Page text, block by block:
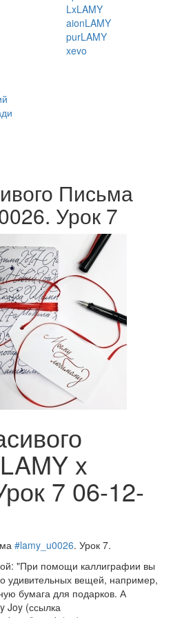
LxLAMY
aionLAMY
purLAMY
xevo
Письма
Урок 7
x
7 06-12-
#lamy_u0026. Урок 7.
"При помощи каллиграфии вы
удивительных вещей, например,
бумага для подарков. А
Joy (ссылка